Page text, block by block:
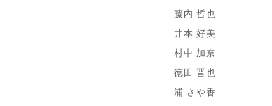
藤内 哲也
井本 好美
村中 加奈
徳田 晋也
浦 さや香